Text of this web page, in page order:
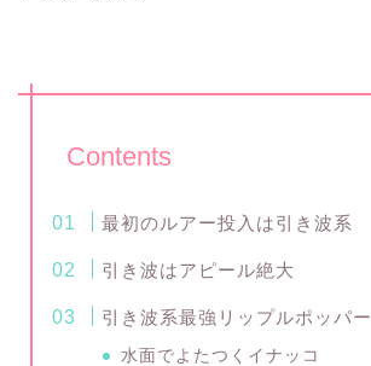
Contents
最初のルアー投入は引き波系
引き波はアピール絶大
引き波系最強リップルポッパー
水面でよたつくイナッコ